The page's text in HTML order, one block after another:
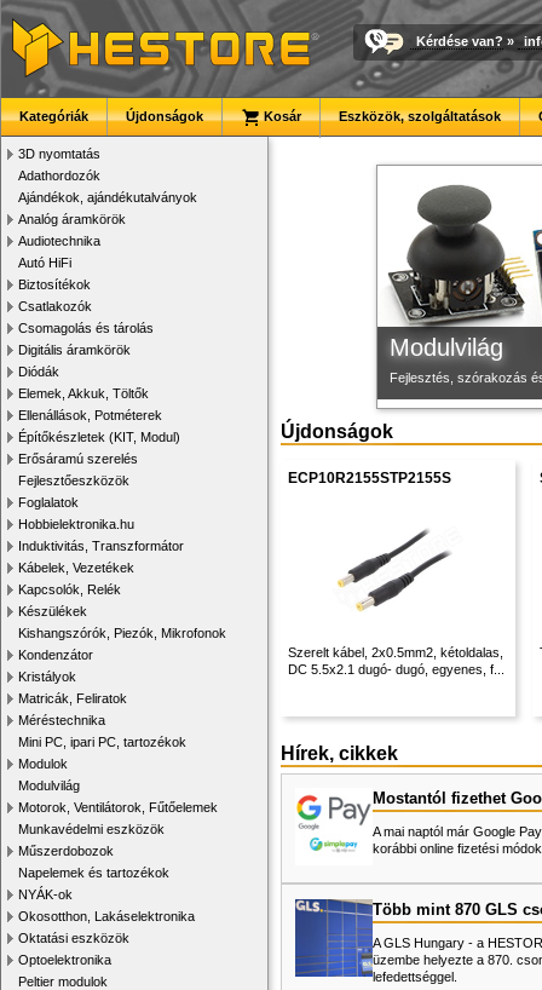
Kérdése van? »
Kategóriák Újdonságok Kosár Eszközök, szolgáltatások
3D nyomtatás
Adathordozók
Ajándékok, ajándékutalványok
Analóg áramkörök
Audiotechnika
Autó HiFi
Biztosítékok
Csatlakozók
Csomagolás és tárolás
Digitális áramkörök
Diódák
Elemek, Akkuk, Töltők
Ellenállások, Potméterek
Építőkészletek (KIT, Modul)
Erősáramú szerelés
Fejlesztőeszközök
Foglalatok
Hobbielektronika.hu
Induktivitás, Transzformátor
Kábelek, Vezetékek
Kapcsolók, Relék
Készülékek
Kishangszórók, Piezók, Mikrofonok
Kondenzátor
Kristályok
Matricák, Feliratok
Méréstechnika
Mini PC, ipari PC, tartozékok
Modulok
Modulvilág
Motorok, Ventilátorok, Fűtőelemek
Munkavédelmi eszközök
Műszerdobozok
Napelemek és tartozékok
NYÁK-ok
Okosotthon, Lakáselektronika
Oktatási eszközök
Optoelektronika
Peltier modulok
Modulvilág
Fejlesztés, szórakozás
3D nyomtató
Megbízható
Új PLA
Újdonságok
ECP10R2155STP2155S
Szerelt kábel, 2x0.5mm2, kétoldalas,
DC 5.5x2.1 dugó- dugó, egyenes, f...
Hírek, cikkek
Mostantól fizethet
A mai naptól már Google
korábbi online fizetési
Több mint 870 GLS
A GLS Hungary - a
üzembe helyezte a 870.
lefedettséggel.